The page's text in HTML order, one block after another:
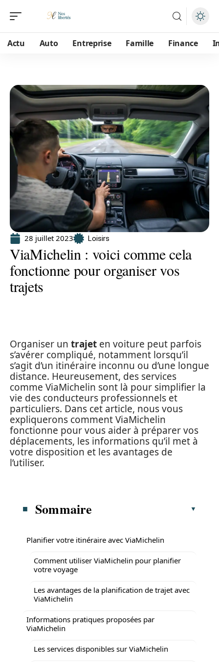
Actu Auto Entreprise Famille Finance
28 juillet 2023 Loisirs
ViaMichelin : voici comme cela
fonctionne pour organiser vos
trajets
Organiser un trajet en voiture peut parfois
s’avérer compliqué, notamment lorsqu’il
s’agit d’un itinéraire inconnu ou d’une longue
distance. Heureusement, des services
comme ViaMichelin sont là pour simplifier la
vie des conducteurs professionnels et
particuliers. Dans cet article, nous vous
expliquerons comment ViaMichelin
fonctionne pour vous aider à préparer vos
déplacements, les informations qu’il met à
votre disposition et les avantages de
l’utiliser.
Sommaire
Planifier votre itinéraire avec ViaMichelin
Comment utiliser ViaMichelin pour planifier
votre voyage
Les avantages de la planification de trajet avec
ViaMichelin
Informations pratiques proposées par
ViaMichelin
Les services disponibles sur ViaMichelin